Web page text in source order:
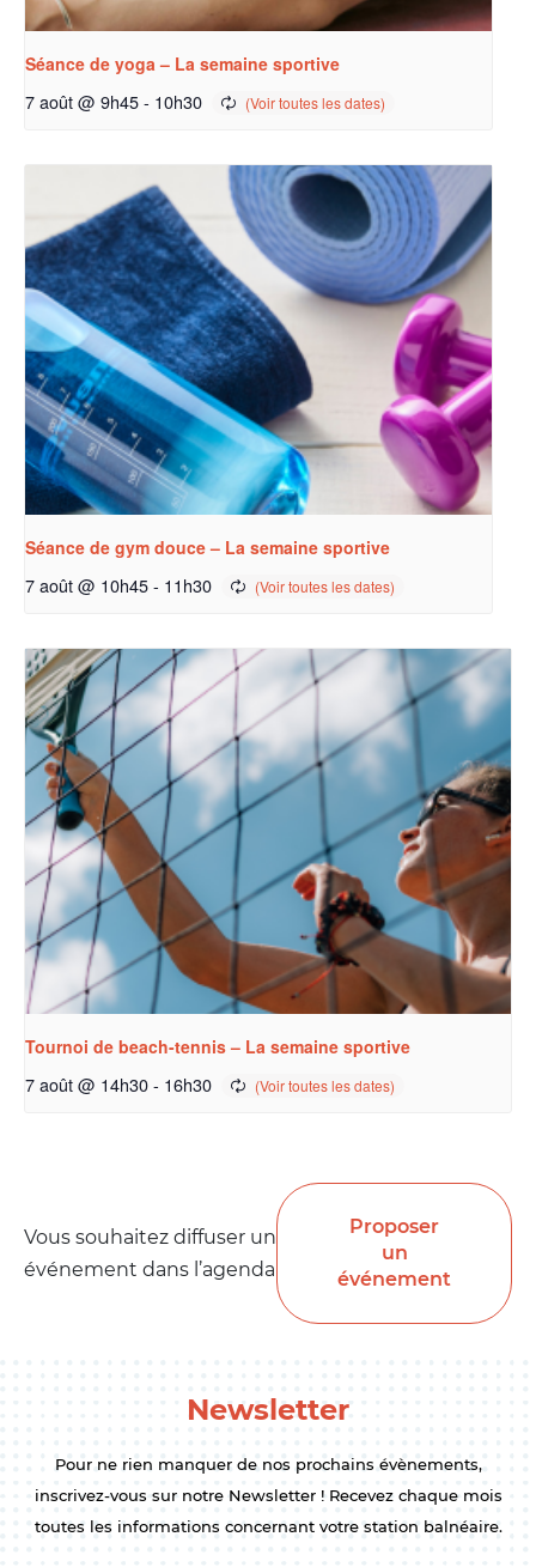
Séance de yoga – La semaine sportive
7 août @ 9h45- 10h30
Séance de gym douce – La semaine sportive
7 août @ 10h45- 11h30
Tournoi de beach-tennis – La semaine sportive
7 août @ 14h30- 16h30
Vous souhaitez diffuser un
événement dans l’agenda
Proposer
un
événement
Newsletter
Pour ne rien manquer de nos prochains évènements,
inscrivez-vous sur notre Newsletter ! Recevez chaque mois
toutes les informations concernant votre station balnéaire.